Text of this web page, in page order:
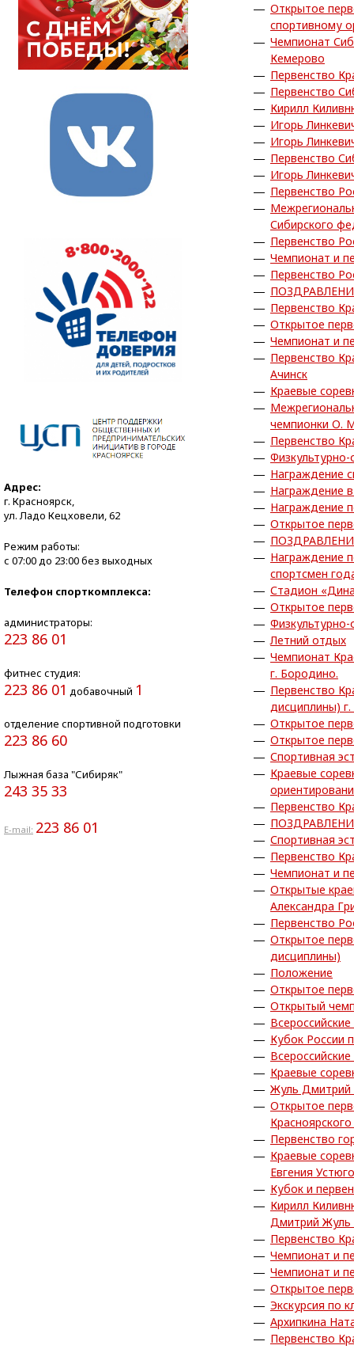
Адрес:
г. Красноярск,
ул. Ладо Кецховели, 62
Режим работы:
с 07:00 до 23:00 без выходных
Телефон спорткомплекса:
администраторы:
223 86 01
фитнес студия:
223 86 01 добавочный 1
отделение спортивной подготовки
223 86 60
Лыжная база "Сибиряк"
243 35 33
E-mail: 223 86 01
Открытое
спортивному
Чемпионат
Кемерово
Первенство
Первенство
Кирилл
Игорь
Игорь
Первенство
Игорь
Первенство
Сибирского
Первенство
Чемпионат и
Первенство
Первенство
Открытое
Чемпионат и
Первенство
Ачинск
Краевые
чемпионки О.
Первенство
Награждение
Награждение
Награждение
Открытое
Награждение
спортсмен
Стадион
Открытое
Летний отдых
Чемпионат
г. Бородино.
Первенство
дисциплины)
Открытое
Открытое
Спортивная
Краевые
Первенство
Спортивная
Первенство
Чемпионат и
Открытые
Александра
Первенство
Открытое
дисциплины)
Положение
Открытое
Открытый
Кубок России
Краевые
Жуль Дмитрий
Открытое
Первенство
Краевые
Евгения
Кубок и
Кирилл
Дмитрий Жуль
Первенство
Чемпионат и
Чемпионат и
Открытое
Экскурсия по
Архипкина
Первенство